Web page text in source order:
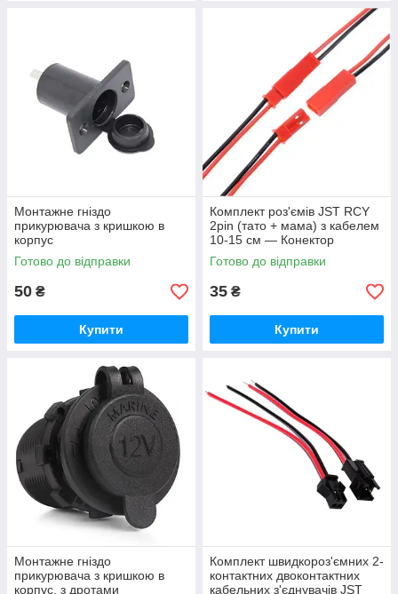
Монтажне гніздо
прикурювача з кришкою в
корпус
Готово до відправки
50 ₴
Купити
Комплект роз'ємів JST RCY
2pin (тато + мама) з кабелем
10-15 см — Конектор
живлення для RC моделей
Готово до відправки
35 ₴
Купити
Монтажне гніздо
прикурювача з кришкою в
корпус, з дротами
Комплект швидкороз'ємних 2-
контактних двоконтактних
кабельних з'єднувачів JST